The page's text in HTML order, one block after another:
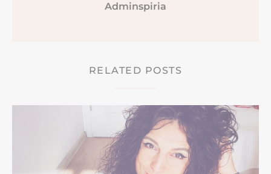
Adminspiria
RELATED POSTS